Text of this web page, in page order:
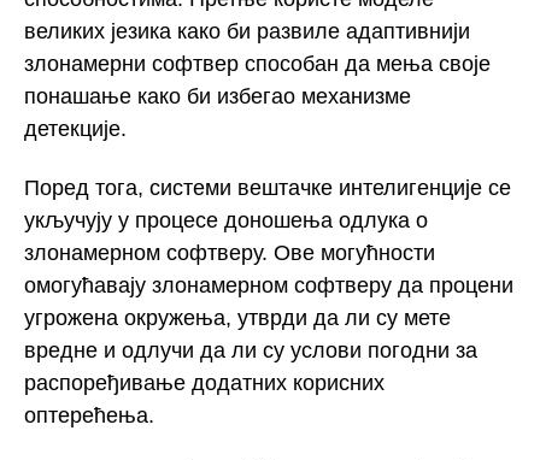
великих језика како би развиле адаптивнији
злонамерни софтвер способан да мења своје
понашање како би избегао механизме
детекције.
Поред тога, системи вештачке интелигенције се
укључују у процесе доношења одлука о
злонамерном софтверу. Ове могућности
омогућавају злонамерном софтверу да процени
угрожена окружења, утврди да ли су мете
вредне и одлучи да ли су услови погодни за
распоређивање додатних корисних
оптерећења.